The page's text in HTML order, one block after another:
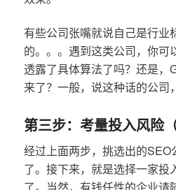
有些公司张嘴就说自己是行业
的。。。遇到这类公司，你可
透露了具体算法了吗？还是，
来了？一般，说这种话的公司
第三步：考量投入风险
经过上面两步，挑选出的SEO
了。接下来，就是选择一家投